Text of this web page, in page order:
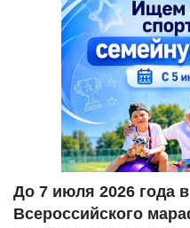
До 7 июля 2026 года
Всероссийского